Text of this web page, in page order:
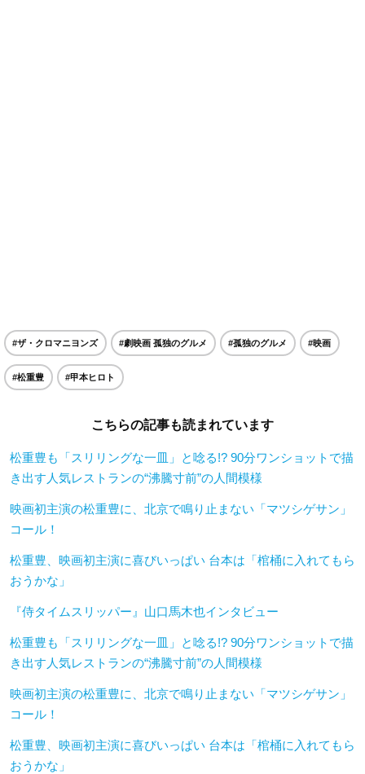
#ザ・クロマニヨンズ #劇映画 孤独のグルメ #孤独のグルメ #映画
#松重豊 #甲本ヒロト
こちらの記事も読まれています
松重豊も「スリリングな一皿」と唸る!? 90分ワンショットで描
き出す人気レストランの“沸騰寸前”の人間模様
映画初主演の松重豊に、北京で鳴り止まない「マツシゲサン」
コール！
松重豊、映画初主演に喜びいっぱい 台本は「棺桶に入れてもら
おうかな」
『侍タイムスリッパー』山口馬木也インタビュー
松重豊も「スリリングな一皿」と唸る!? 90分ワンショットで描
き出す人気レストランの“沸騰寸前”の人間模様
映画初主演の松重豊に、北京で鳴り止まない「マツシゲサン」
コール！
松重豊、映画初主演に喜びいっぱい 台本は「棺桶に入れてもら
おうかな」